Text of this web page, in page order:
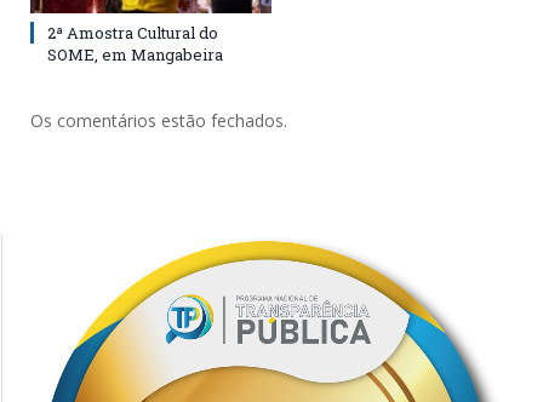
2ª Amostra Cultural do
SOME, em Mangabeira
Os comentários estão fechados.